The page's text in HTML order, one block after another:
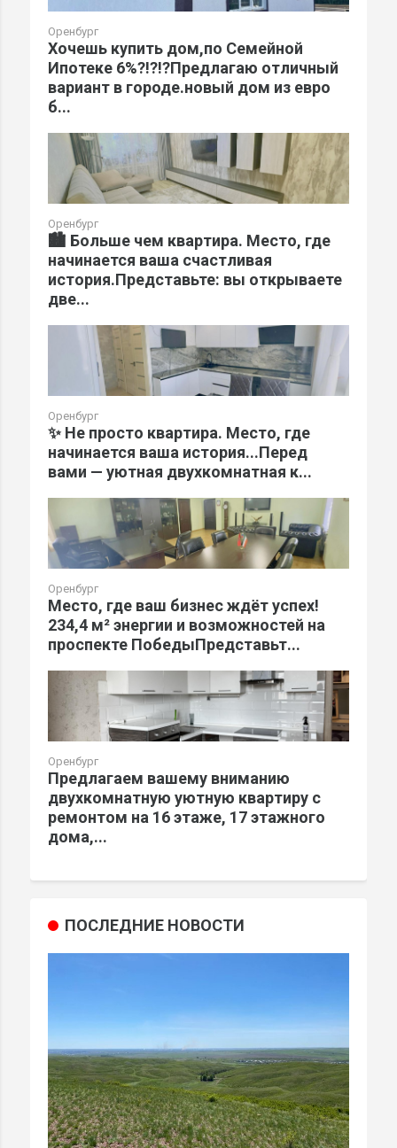
Оренбург
Хочешь купить дом,по Семейной
Ипотеке 6%?!?!?Предлагаю отличный
вариант в городе.новый дом из евро
б...
Оренбург
🏙️ Больше чем квартира. Место, где
начинается ваша счастливая
история.Представьте: вы открываете
две...
Оренбург
✨ Не просто квартира. Место, где
начинается ваша история...Перед
вами — уютная двухкомнатная к...
Оренбург
Место, где ваш бизнес ждёт успех!
234,4 м² энергии и возможностей на
проспекте ПобедыПредставьт...
Оренбург
Предлагаем вашему вниманию
двухкомнатную уютную квартиру с
ремонтом на 16 этаже, 17 этажного
дома,...
ПОСЛЕДНИЕ НОВОСТИ